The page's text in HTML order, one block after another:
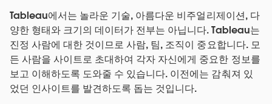
Tableau에서는 놀라운 기술, 아름다운 비주얼리제이션, 다
양한 형태와 크기의 데이터가 전부는 아닙니다. Tableau는
진정 사람에 대한 것이므로 사람, 팀, 조직이 중요합니다. 모
든 사람을 사이트로 초대하여 각자 자신에게 중요한 정보를
보고 이해하도록 도와줄 수 있습니다. 이전에는 감춰져 있
었던 인사이트를 발견하도록 돕는 것입니다.